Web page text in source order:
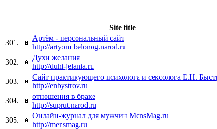
Site title
301.
Артём - персональный сайт
http://artyom-belonog.narod.ru
302.
Духи желания
http://duhi-jelania.ru
303.
Сайт практикующего психолога и сексолога Е.Н.
http://enbystrov.ru
304.
отношения в браке
http://suprut.narod.ru
305.
Онлайн-журнал для мужчин MensMag.ru
http://mensmag.ru